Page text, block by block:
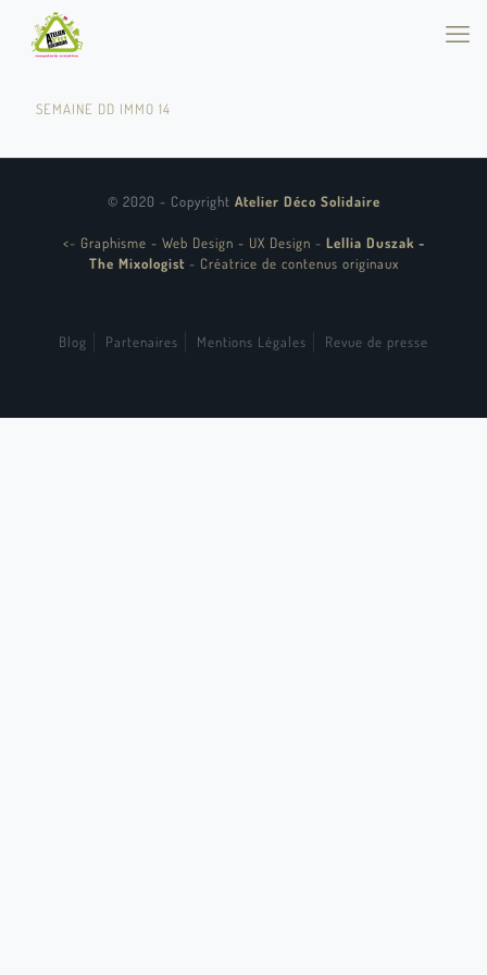
SEMAINE DD IMMO 14
© 2020 - Copyright Atelier Déco Solidaire
<- Graphisme - Web Design - UX Design - Lellia Duszak -
The Mixologist - Créatrice de contenus originaux
Blog Partenaires Mentions Légales Revue de presse